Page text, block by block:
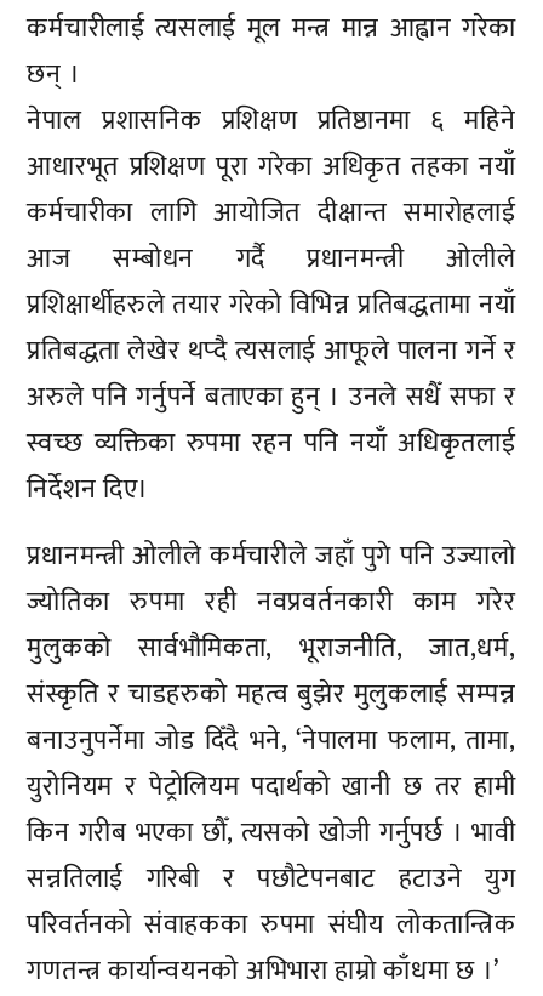
कर्मचारीलाई त्यसलाई मूल मन्त्र मान्न आह्वान गरेका
छन् ।
नेपाल प्रशासनिक प्रशिक्षण प्रतिष्ठानमा ६ महिने
आधारभूत प्रशिक्षण पूरा गरेका अधिकृत तहका नयाँ
कर्मचारीका लागि आयोजित दीक्षान्त समारोहलाई
आज सम्बोधन गर्दै प्रधानमन्त्री ओलीले
प्रशिक्षार्थीहरुले तयार गरेको विभिन्न प्रतिबद्धतामा नयाँ
प्रतिबद्धता लेखेर थप्दै त्यसलाई आफूले पालना गर्ने र
अरुले पनि गर्नुपर्ने बताएका हुन् । उनले सधैँ सफा र
स्वच्छ व्यक्तिका रुपमा रहन पनि नयाँ अधिकृतलाई
निर्देशन दिए।
प्रधानमन्त्री ओलीले कर्मचारीले जहाँ पुगे पनि उज्यालो
ज्योतिका रुपमा रही नवप्रवर्तनकारी काम गरेर
मुलुकको सार्वभौमिकता, भूराजनीति, जात,धर्म,
संस्कृति र चाडहरुको महत्व बुझेर मुलुकलाई सम्पन्न
बनाउनुपर्नेमा जोड दिँदै भने, ‘नेपालमा फलाम, तामा,
युरोनियम र पेट्रोलियम पदार्थको खानी छ तर हामी
किन गरीब भएका छौँ, त्यसको खोजी गर्नुपर्छ । भावी
सन्नतिलाई गरिबी र पछौटेपनबाट हटाउने युग
परिवर्तनको संवाहकका रुपमा संघीय लोकतान्त्रिक
गणतन्त्र कार्यान्वयनको अभिभारा हाम्रो काँधमा छ ।’